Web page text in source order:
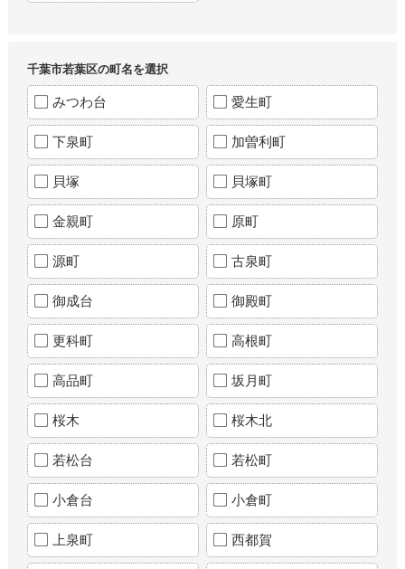
千葉市若葉区の町名を選択
みつわ台 愛生町
下泉町 加曽利町
貝塚 貝塚町
金親町 原町
源町 古泉町
御成台 御殿町
更科町 高根町
高品町 坂月町
桜木 桜木北
若松台 若松町
小倉台 小倉町
上泉町 西都賀